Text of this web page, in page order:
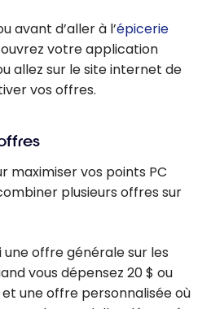
avant d’aller à l’épicerie
ouvrez votre application
allez sur le site internet de
vos offres.
maximiser vos points PC
plusieurs offres sur
une offre générale sur les
vous dépensez 20 $ ou
une offre personnalisée où